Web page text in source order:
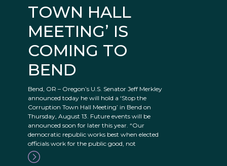
TOWN HALL
MEETING’ IS
COMING TO
BEND
Bend, OR – Oregon’s U.S. Senator Jeff Merkley
announced today he will hold a ‘Stop the
Corruption Town Hall Meeting’ in Bend on
Thursday, August 13. Future events will be
announced soon for later this year. “Our
democratic republic works best when elected
officials work for the public good, not